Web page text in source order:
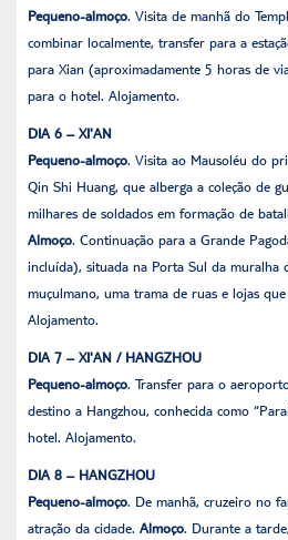
Pequeno-almoço. Visita de manhã do
combinar localmente, transfer para a
para Xian (aproximadamente 5 horas de
para o hotel. Alojamento.
DIA 6 – XI'AN
Pequeno-almoço. Visita ao Mausoléu do
Qin Shi Huang, que alberga a coleção de
milhares de soldados em formação de
Almoço. Continuação para a Grande
incluída), situada na Porta Sul da muralha
muçulmano, uma trama de ruas e lojas
Alojamento.
DIA 7 – XI'AN / HANGZHOU
Pequeno-almoço. Transfer para o
destino a Hangzhou, conhecida como
hotel. Alojamento.
DIA 8 – HANGZHOU
Pequeno-almoço. De manhã, cruzeiro no
atração da cidade. Almoço. Durante a